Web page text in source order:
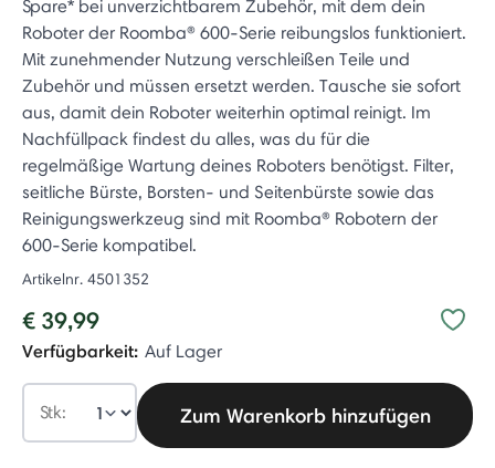
Spare* bei unverzichtbarem Zubehör, mit dem dein
Roboter der Roomba® 600-Serie reibungslos funktioniert.
Mit zunehmender Nutzung verschleißen Teile und
Zubehör und müssen ersetzt werden. Tausche sie sofort
aus, damit dein Roboter weiterhin optimal reinigt. Im
Nachfüllpack findest du alles, was du für die
regelmäßige Wartung deines Roboters benötigst. Filter,
seitliche Bürste, Borsten- und Seitenbürste sowie das
Reinigungswerkzeug sind mit Roomba® Robotern der
600-Serie kompatibel.
Artikelnr. 4501352
€ 39,99
Verfügbarkeit: Auf Lager
Stk: Zum Warenkorb hinzufügen